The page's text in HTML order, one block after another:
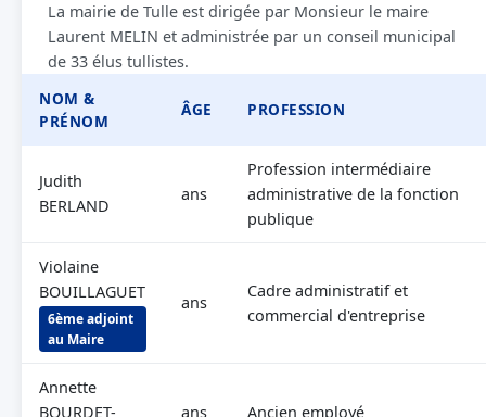
La mairie de Tulle est dirigée par Monsieur le maire
Laurent MELIN et administrée par un conseil municipal
de 33 élus tullistes.
NOM &
PRÉNOM
ÂGE PROFESSION
Judith
BERLAND
ans
Profession intermédiaire
administrative de la fonction
publique
Violaine
BOUILLAGUET
6ème adjoint
au Maire
ans
Cadre administratif et
commercial d'entreprise
Annette
BOURDET-
ans Ancien employé